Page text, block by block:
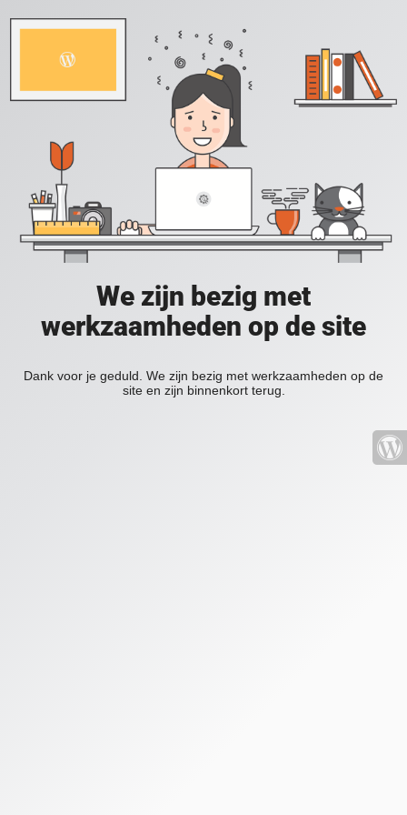
We zijn bezig met
werkzaamheden op de site
Dank voor je geduld. We zijn bezig met werkzaamheden op de
site en zijn binnenkort terug.